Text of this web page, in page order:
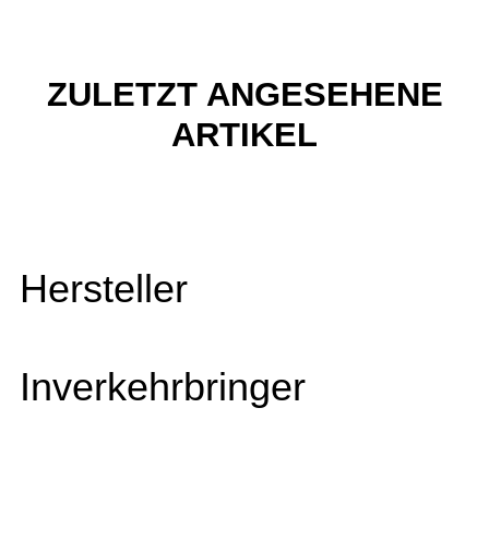
ZULETZT ANGESEHENE
ARTIKEL
Hersteller
Inverkehrbringer